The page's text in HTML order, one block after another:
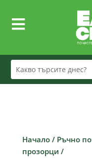

Начало/ Ръчно
прозорци /